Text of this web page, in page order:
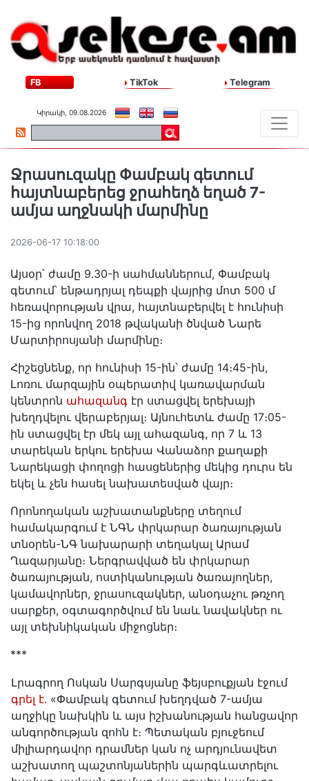
FB TikTok Telegram
Կիրակի, 09.08.2026
Ջրասուզակը Փամբակ գետում
հայտնաբերեց ջրահեղձ եղած 7-
ամյա աղջնակի մարմինը
2026-06-17 10:18:00
Այսօր՝ ժամը 9․30-ի սահմաններում, Փամբակ
գետում՝ ենթադրյալ դեպքի վայրից մոտ 500 մ
հեռավորության վրա, հայտնաբերվել է հունիսի
15-ից որոնվող 2018 թվականի ծնված Նարե
Մարտիրոսյանի մարմինը։
Հիշեցնենք, որ հունիսի 15-ին՝ ժամը 14։45-ին,
Լոռու մարզային օպերատիվ կառավարման
կենտրոն ահազանգ էր ստացվել երեխայի
խեղդվելու վերաբերյալ։ Այնուհետև ժամը 17։05-
ին ստացվել էր մեկ այլ ահազանգ, որ 7 և 13
տարեկան երկու երեխա Վանաձոր քաղաքի
Նարեկացի փողոցի հասցեներից մեկից դուրս են
եկել և չեն հասել նախատեսված վայր։
Որոնողական աշխատանքները տեղում
համակարգում է ՆԳՆ փրկարար ծառայության
տնօրեն-ՆԳ նախարարի տեղակալ Արամ
Ղազարյանը։ Ներգրավված են փրկարար
ծառայության, ոստիկանության ծառայողներ,
կամավորներ, ջրասուզակներ, անօդաչու թռչող
սարքեր, օգտագործվում են նաև նավակներ ու
այլ տեխնիկական միջոցներ։
***
Լրագրող Ոսկան Սարգսյանը ֆեյսբուքյան էջում
գրել է․ «Փամբակ գետում խեղդված 7-ամյա
աղջիկը նախկին և այս իշխանության հանցավոր
անգործության զոհն է։ Պետական բյուջեում
միլիարդավոր դրամներ կան ոչ արդյունավետ
աշխատող պաշտոնյաներին պարգևատրելու